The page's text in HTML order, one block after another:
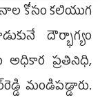
కోసం కలియుగ
దౌర్భాగ్యం
ప్రతినిధి,
మండిపడ్డారు.